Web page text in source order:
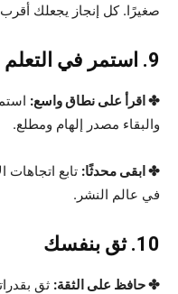
صغيرًا. كل إنجاز يجعلك
9. استمر في التعلم والنمو
✤ اقرأ على نطاق واسع:
والبقاء مصدر إلهام ومطلع.
✤ ابقى محدثًا: تابع اتجاهات
في عالم النشر.
10. ثق بنفسك
✤ حافظ على الثقة: ثق